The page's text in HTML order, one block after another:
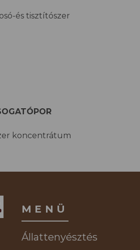
és tisztítószer
koncentrátum
MENÜ
Állattenyésztés